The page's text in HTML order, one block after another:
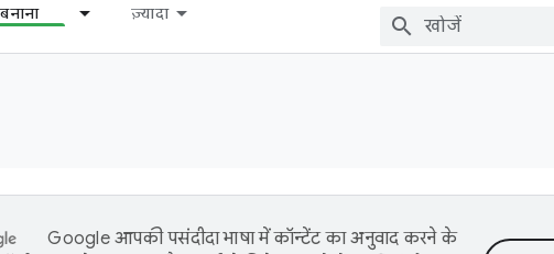
ज़्यादा
Google आपकी पसंदीदा भाषा में कॉन्टेंट का अनुवाद करने के